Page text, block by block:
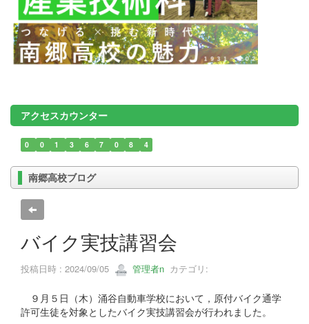
アクセスカウンター
0 0 1 3 6 7 0 8 4
南郷高校ブログ
バイク実技講習会
投稿日時 : 2024/09/05 管理者n カテゴリ:
９月５日（木）涌谷自動車学校において，原付バイク通学
許可生徒を対象としたバイク実技講習会が行われました。